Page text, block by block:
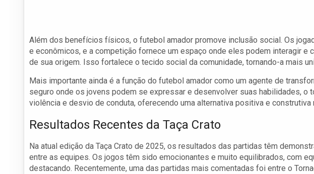
Além dos benefícios físicos, o futebol amador promove inclusão social. Os
e econômicos, e a competição fornece um espaço onde eles podem interagir e
de sua origem. Isso fortalece o tecido social da comunidade, tornando-a mais
Mais importante ainda é a função do futebol amador como um agente de
seguro onde os jovens podem se expressar e desenvolver suas habilidades, o
violência e desvio de conduta, oferecendo uma alternativa positiva e construtiva
Resultados Recentes da Taça Crato
Na atual edição da Taça Crato de 2025, os resultados das partidas têm
entre as equipes. Os jogos têm sido emocionantes e muito equilibrados, com
destacando. Recentemente, uma das partidas mais comentadas foi entre o